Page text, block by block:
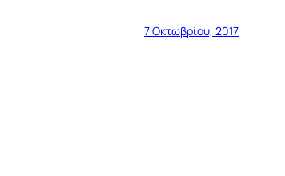
7 Οκτωβρίου, 2017